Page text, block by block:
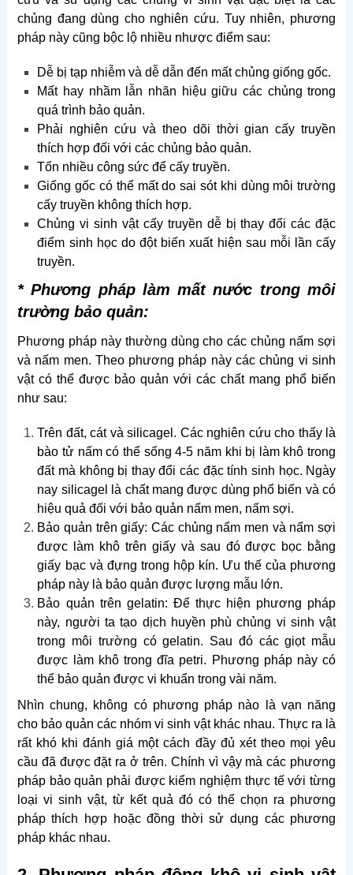
chủng đang dùng cho nghiên cứu. Tuy nhiên, phương
pháp này cũng bộc lộ nhiều nhược điểm sau:
Dễ bị tạp nhiễm và dễ dẫn đến mất chủng giống gốc.
Mất hay nhầm lẫn nhãn hiệu giữu các chủng trong
quá trình bảo quản.
Phải nghiên cứu và theo dõi thời gian cấy truyền
thích hợp đối với các chủng bảo quản.
Tốn nhiều công sức để cấy truyền.
Giống gốc có thể mất do sai sót khi dùng môi trường
cấy truyền không thích hợp.
Chủng vi sinh vật cấy truyền dễ bị thay đổi các đặc
điểm sinh học do đột biến xuất hiện sau mỗi lần cấy
truyền.
* Phương pháp làm mất nước trong môi
trường bảo quản:
Phương pháp này thường dùng cho các chủng nấm sợi
và nấm men. Theo phương pháp này các chủng vi sinh
vật có thể được bảo quản với các chất mang phổ biến
như sau:
Trên đất, cát và silicagel. Các nghiên cứu cho thấy là
bào tử nấm có thể sống 4-5 năm khi bị làm khô trong
đất mà không bị thay đổi các đặc tính sinh học. Ngày
nay silicagel là chất mang được dùng phổ biến và có
hiệu quả đối với bảo quản nấm men, nấm sợi.
Bảo quản trên giấy: Các chủng nấm men và nấm sợi
được làm khô trên giấy và sau đó được bọc bằng
giấy bạc và đựng trong hộp kín. Ưu thế của phương
pháp này là bảo quản được lượng mẫu lớn.
Bảo quản trên gelatin: Để thực hiện phương pháp
này, người ta tạo dịch huyền phù chủng vi sinh vật
trong môi trường có gelatin. Sau đó các giọt mẫu
được làm khô trong đĩa petri. Phương pháp này có
thể bảo quản được vi khuẩn trong vài năm.
Nhìn chung, không có phương pháp nào là vạn năng
cho bảo quản các nhóm vi sinh vật khác nhau. Thực ra là
rất khó khi đánh giá một cách đầy đủ xét theo mọi yêu
cầu đã được đặt ra ở trên. Chính vì vậy mà các phương
pháp bảo quản phải được kiểm nghiệm thực tế với từng
loại vi sinh vật, từ kết quả đó có thể chọn ra phương
pháp thích hợp hoặc đồng thời sử dụng các phương
pháp khác nhau.